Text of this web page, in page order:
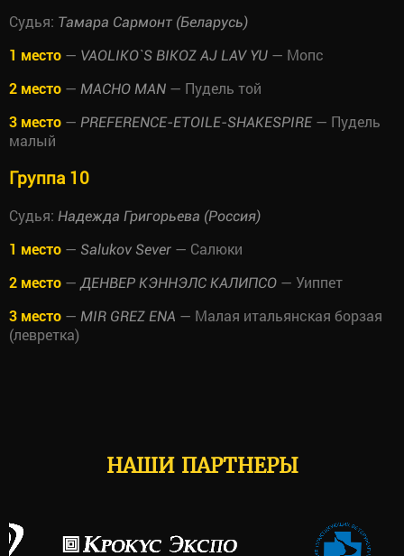
Судья: Тамара Сармонт (Беларусь)
1 место — VAOLIKO`S BIKOZ AJ LAV YU — Мопс
2 место — MACHO MAN — Пудель той
3 место — PREFERENCE-ETOILE-SHAKESPIRE — Пудель
малый
Группа 10
Судья: Надежда Григорьева (Россия)
1 место — Salukov Sever — Салюки
2 место — ДЕНВЕР КЭННЭЛС КАЛИПСО — Уиппет
3 место — MIR GREZ ENA — Малая итальянская борзая
(левретка)
НАШИ ПАРТНЕРЫ